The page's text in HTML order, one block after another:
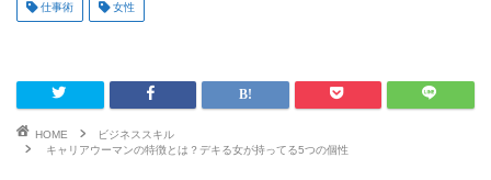
仕事術 女性
HOME
ビジネススキル
キャリアウーマンの特徴とは？デキる女が持ってる5つの個性